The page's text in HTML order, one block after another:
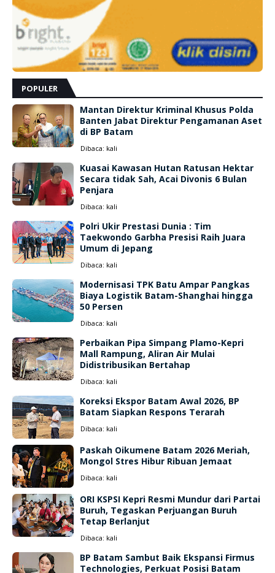
POPULER
Mantan Direktur Kriminal Khusus Polda
Banten Jabat Direktur Pengamanan Aset
di BP Batam
Dibaca: kali
Kuasai Kawasan Hutan Ratusan Hektar
Secara tidak Sah, Acai Divonis 6 Bulan
Penjara
Dibaca: kali
Polri Ukir Prestasi Dunia : Tim
Taekwondo Garbha Presisi Raih Juara
Umum di Jepang
Dibaca: kali
Modernisasi TPK Batu Ampar Pangkas
Biaya Logistik Batam-Shanghai hingga
50 Persen
Dibaca: kali
Perbaikan Pipa Simpang Plamo-Kepri
Mall Rampung, Aliran Air Mulai
Didistribusikan Bertahap
Dibaca: kali
Koreksi Ekspor Batam Awal 2026, BP
Batam Siapkan Respons Terarah
Dibaca: kali
Paskah Oikumene Batam 2026 Meriah,
Mongol Stres Hibur Ribuan Jemaat
Dibaca: kali
ORI KSPSI Kepri Resmi Mundur dari Partai
Buruh, Tegaskan Perjuangan Buruh
Tetap Berlanjut
Dibaca: kali
BP Batam Sambut Baik Ekspansi Firmus
Technologies, Perkuat Posisi Batam